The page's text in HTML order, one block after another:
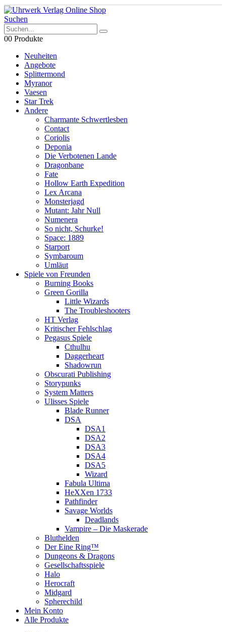
Suchen
00 Produkte
Neuheiten
Angebote
Splittermond
Myranor
Vaesen
Star Trek
Andere
Charmante Schwertlesben
Contact
Coriolis
Deponia
Die Verbotenen Lande
Dragonbane
Fate
Hollow Earth Expedition
Lex Arcana
Monsterjagd
Mutant: Jahr Null
Numenera
So nicht, Schurke!
Space: 1889
Starport
Symbaroum
Umläut
Spiele von Freunden
Burning Books
Green Gorilla
Little Wizards
The Troubleshooters
HT Verlag
Kritischer Fehlschlag
Pegasus Spiele
Cthulhu
Daggerheart
Shadowrun
Obscurati Publishing
Storypunks
System Matters
Ulisses Spiele
Blade Runner
DSA
DSA1
DSA2
DSA3
DSA4
DSA5
Wizard
Fabula Ultima
HeXXen 1733
Pathfinder
Savage Worlds
Deadlands
Vampire – Die Maskerade
Bluthelden
Der Eine Ring™
Dungeons & Dragons
Gesellschaftsspiele
Halo
Herocraft
Midgard
Spherechild
Mein Konto
Alle Produkte